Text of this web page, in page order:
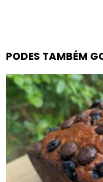
PODES TAMBÉM